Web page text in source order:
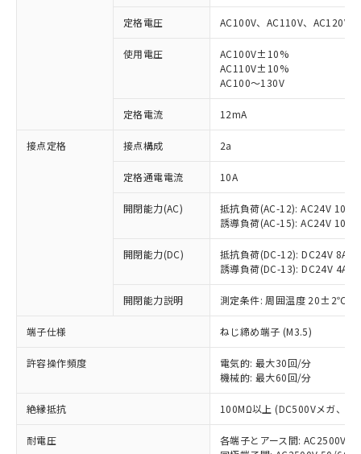
定格電圧 AC100V、AC110V、AC120V
使用電圧
AC100V±10%
AC110V±10%
AC100～130V
定格電流 12mA
接点定格 接点構成 2a
定格通電電流 10A
開閉能力(AC)
抵抗負荷(AC-12): AC24V 10A/
誘導負荷(AC-15): AC24V
開閉能力(DC)
抵抗負荷(DC-12): DC24V 8A/
誘導負荷(DC-13): DC24V 4A/
開閉能力説明 測定条件: 周囲温度 20±2℃、
端子仕様 ねじ締め端子 (M3.5)
許容操作頻度
電気的: 最大30回/分
機械的: 最大60回/分
絶縁抵抗 100MΩ以上 (DC500Vメガ、点
耐電圧
各端子とアース間: AC2500V
ご利用条件
以下の条件をお読みいただき、同意のうえ
本サービスは、当社制御機器事業取扱
商品の当社在庫状況および標準価格
(税抜)を提供させていただくもので
当社制御機器事業取扱商品の中には、
本サービスの対象外となる商品もある
ことをご了承ください。
在庫状況および標準価格照会結果は、
記載している更新日時点での社内デー
タに基づき作成されるものであり、閲
準価格とは異なる場合があることをご
対応済み：EU RoHS指令（10物質）の
非含有に対応した製品が提供可能な商品で
対応予定：EU RoHS指令（10物質）の非含
有に対応した製品に切り替える予定のある
対応予定なし：EU RoHS指令（10物質）の
非含有に非対応の商品で、対応品を出す予
調査・確認中：EU RoHS指令（10物質）の
非含有の対応状況を調査中または確認中の
非該当品：ライセンス料など無形物で、有
害物質有無と関係のない商品です。
仕入先様の事情により、非含有部品として
いたものが、含有品と判明した場合などや
むを得ず変更することがあります。
*EU RoHS指令（10物質）：
鉛(Pb) 1000ppm以下、 水銀(Hg) 1000ppm以下、 カド
六価クロム(Cr(Ⅵ)) 1000ppm以下、ポリ臭化ビフェニル
「○」：最大均質材料含有率が中国RoHSの
基準値以下であることを示します。
「×」：最大均質材料含有率が中国RoHSの
基準値を超えていることを示します。
「－」：未確認です。当社販売部門へお問
当社は、これら貴社製品のうち、外国
為替および外国貿易法に定める商品
（以下｢規制貨物等」という）を輸出
または国外への提供する場合は、日本
国政府の輸出許可(または役務取引許
可)を取得するなどの必要な手続きを